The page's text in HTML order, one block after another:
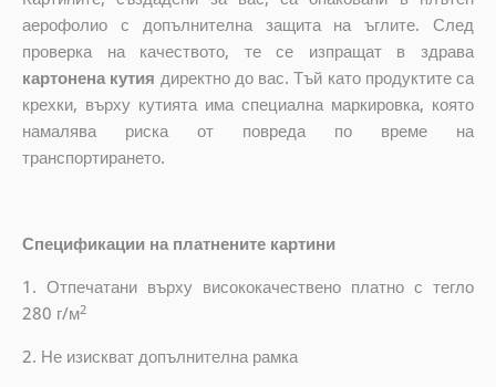
аерофолио с допълнителна защита на ъглите. След
проверка на качеството, те се изпращат в здрава
картонена кутия директно до вас. Тъй като продуктите са
крехки, върху кутията има специална маркировка, която
намалява риска от повреда по време на
транспортирането.
Спецификации на платнените картини
1. Отпечатани върху висококачествено платно с тегло
280 г/м2
2. Не изискват допълнителна рамка